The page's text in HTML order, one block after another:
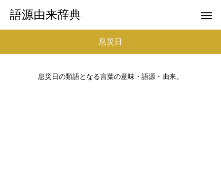
語源由来辞典
息災日
息災日の類語となる言葉の意味・語源・由来。